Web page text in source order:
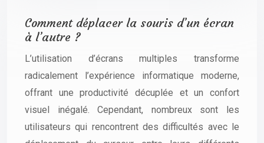
Comment déplacer la souris d’un écran
à l’autre ?
L’utilisation d’écrans multiples transforme
radicalement l’expérience informatique moderne,
offrant une productivité décuplée et un confort
visuel inégalé. Cependant, nombreux sont les
utilisateurs qui rencontrent des difficultés avec le